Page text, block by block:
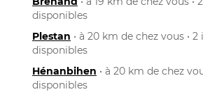
disponibles
Plestan • à 20 km de chez vous •
disponibles
Hénanbihen • à 20 km de chez
disponibles